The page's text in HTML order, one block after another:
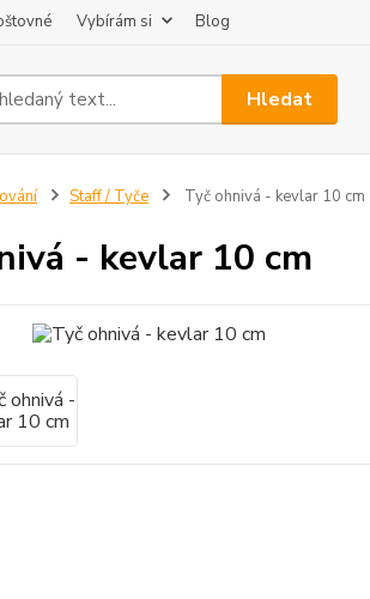
Vybírám si Blog
Hledat
Staff / Tyče Tyč ohnivá - kevlar 10 cm
- kevlar 10 cm